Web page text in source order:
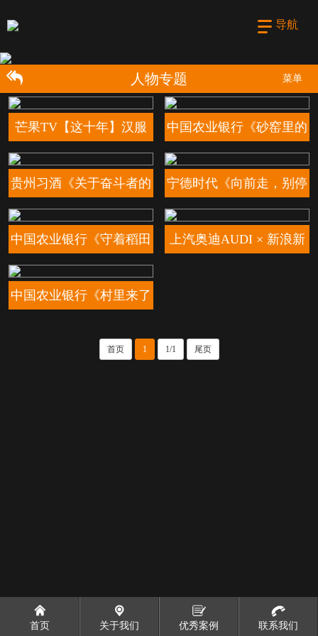
导航
人物专题 菜单
芒果TV【这十年】汉服
奶奶《朝花夕拾》
贵州习酒《关于奋斗者的
二三事》
中国农业银行《守着稻田
的人》
中国农业银行《村里来了
个年轻人》
中国农业银行《砂窑里的
匠人》
宁德时代《向前走，别停
下》
上汽奥迪AUDI × 新浪新
首页 1 1/1 尾页
首页 关于我们 优秀案例 联系我们